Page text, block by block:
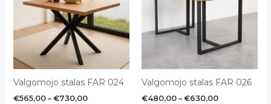
Valgomojo stalas FAR 024
€565,00 – €730,00
Valgomojo stalas FAR 026
€480,00 – €630,00